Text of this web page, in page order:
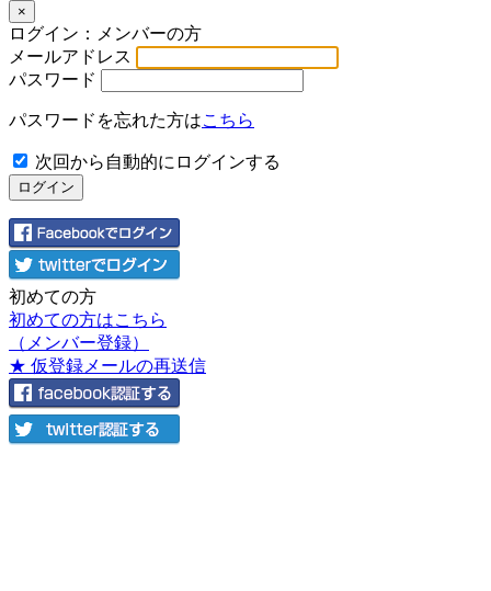
×
ログイン：メンバーの方
メールアドレス
パスワード
パスワードを忘れた方はこちら
次回から自動的にログインする
初めての方
初めての方はこちら
（メンバー登録）
★ 仮登録メールの再送信